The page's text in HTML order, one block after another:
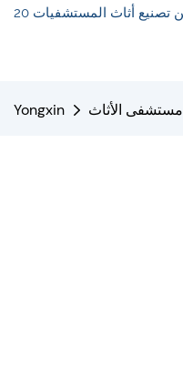
من تصنيع أثاث المستشفيات
Yongxin مستشفى الأثاث